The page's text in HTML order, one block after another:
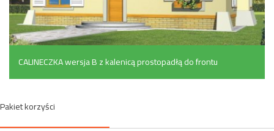
CALINECZKA wersja B z kalenicą prostopadłą do frontu
(136 m²)
Pakiet korzyści